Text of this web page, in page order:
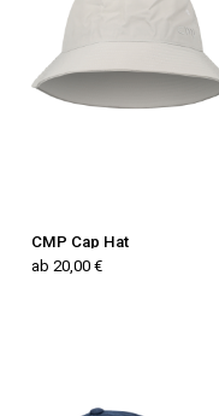
CMP Cap Hat
ab 20,00 €